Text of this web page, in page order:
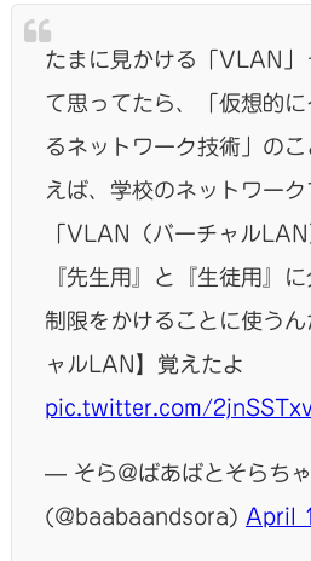
たまに見かける「VLAN」
て思ってたら、「仮想的
るネットワーク技術」の
えば、学校のネットワーク
「VLAN（バーチャルLAN
『先生用』と『生徒用』
制限をかけることに使う
ャルLAN】覚えたよ
pic.twitter.com/
— そら@ばあばとそらち
(@baabaandsora) April